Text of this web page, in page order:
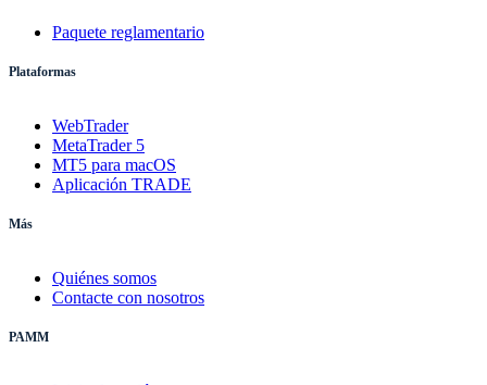
Paquete reglamentario
Plataformas
WebTrader
MetaTrader 5
MT5 para macOS
Aplicación TRADE
Más
Quiénes somos
Contacte con nosotros
PAMM